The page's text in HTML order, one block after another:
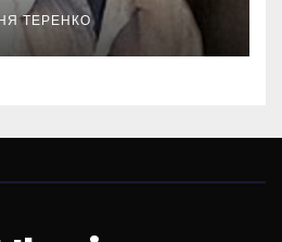
ТЕРЕНКО